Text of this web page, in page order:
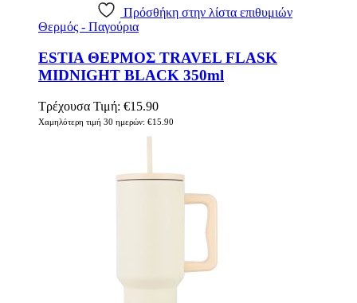
Πρόσθήκη στην λίστα επιθυμιών
Θερμός - Παγούρια
ESTIA ΘΕΡΜΟΣ TRAVEL FLASK
MIDNIGHT BLACK 350ml
Τρέχουσα Τιμή: €15.90
Χαμηλότερη τιμή 30 ημερών: €15.90